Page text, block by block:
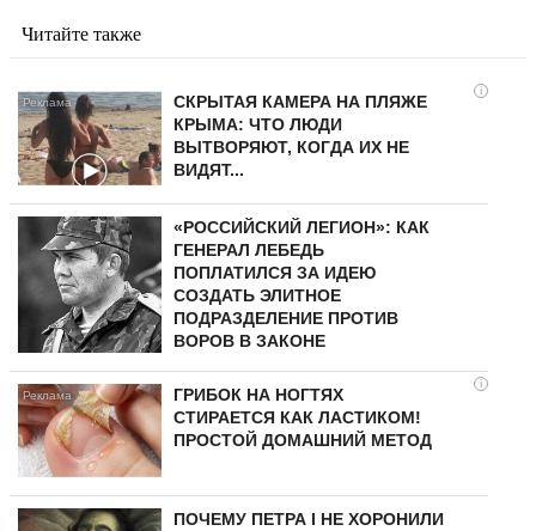
Читайте также
i
СКРЫТАЯ КАМЕРА НА ПЛЯЖЕ
КРЫМА: ЧТО ЛЮДИ
ВЫТВОРЯЮТ, КОГДА ИХ НЕ
ВИДЯТ...
«РОССИЙСКИЙ ЛЕГИОН»: КАК
ГЕНЕРАЛ ЛЕБЕДЬ
ПОПЛАТИЛСЯ ЗА ИДЕЮ
СОЗДАТЬ ЭЛИТНОЕ
ПОДРАЗДЕЛЕНИЕ ПРОТИВ
ВОРОВ В ЗАКОНЕ
i
ГРИБОК НА НОГТЯХ
СТИРАЕТСЯ КАК ЛАСТИКОМ!
ПРОСТОЙ ДОМАШНИЙ МЕТОД
ПОЧЕМУ ПЕТРА I НЕ ХОРОНИЛИ